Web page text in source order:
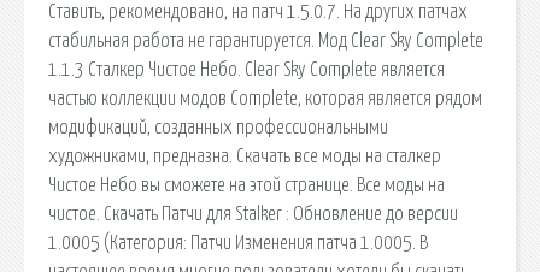
Ставить, рекомендовано, на патч 1.5.0.7. На других патчах
стабильная работа не гарантируется. Мод Clear Sky Complete
1.1.3 Сталкер Чистое Небо. Clear Sky Complete является
частью коллекции модов Complete, которая является рядом
модификаций, созданных профессиональными
художниками, предназна. Скачать все моды на сталкер
Чистое Небо вы сможете на этой странице. Все моды на
чистое. Скачать Патчи для Stalker : Обновление до версии
1.0005 (Категория: Патчи Изменения патча 1.0005. В